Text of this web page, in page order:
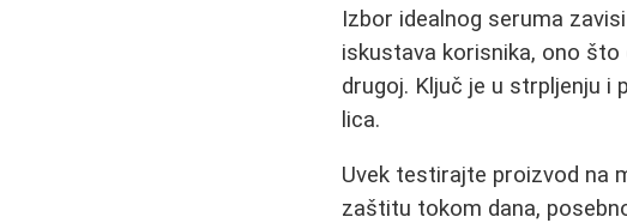
Izbor idealnog seruma
iskustava korisnika, ono
drugoj. Ključ je u strpljenju i
lica.
Uvek testirajte proizvod na
zaštitu tokom dana,